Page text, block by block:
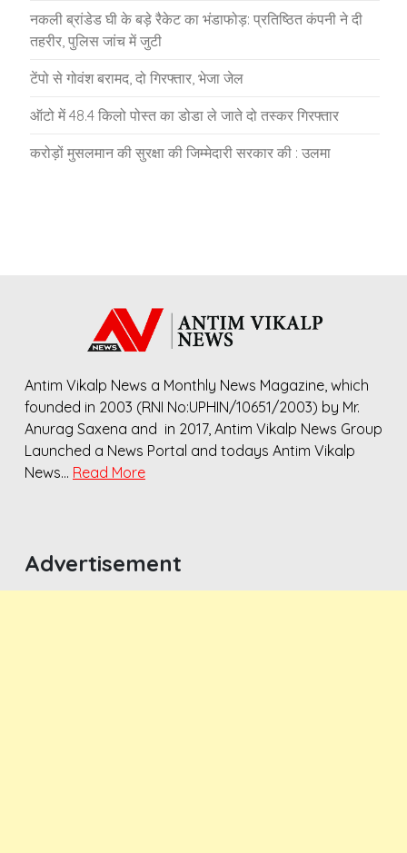
नकली ब्रांडेड घी के बड़े रैकेट का भंडाफोड़: प्रतिष्ठित कंपनी ने दी
तहरीर, पुलिस जांच में जुटी
टेंपो से गोवंश बरामद, दो गिरफ्तार, भेजा जेल
ऑटो में 48.4 किलो पोस्त का डोडा ले जाते दो तस्कर गिरफ्तार
करोड़ों मुसलमान की सुरक्षा की जिम्मेदारी सरकार की : उलमा
Antim Vikalp News a Monthly News Magazine, which
founded in 2003 (RNI No:UPHIN/10651/2003) by Mr.
Anurag Saxena and in 2017, Antim Vikalp News Group
Launched a News Portal and todays Antim Vikalp
News… Read More
Advertisement